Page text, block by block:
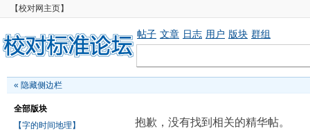
【校对网主页】
帖子 文章 日志 用户 版块 群组
« 隐藏侧边栏
全部版块
【字的时间地理】
抱歉，没有找到相关的精华帖。